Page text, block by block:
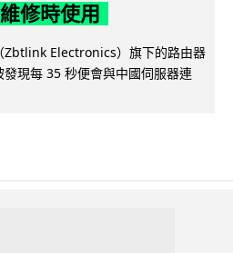
修時使用
Zbtlink Electronics）旗下的路由器
現每 35 秒便會與中國伺服器連